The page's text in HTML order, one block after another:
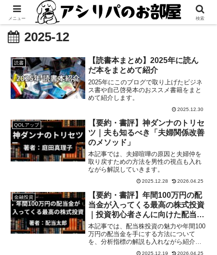
2025-12
読書
【読書本まとめ】2025年に読ん
だ本をまとめて紹介
2025年にこのブログで取り上げたビジネ
ス書や自己啓発本のおススメ書籍をまと
めて紹介します。
2025.12.30
QOLアップ
【要約・書評】神ダンナのトリセ
ツ｜夫も知るべき「夫婦関係改善
のメソッド」
本記事では、夫婦喧嘩の原因と夫婦仲を
取り戻すための方法を男性の視点も入れ
ながら解説していきます。
2025.12.28 2026.04.25
金融投資
【要約・書評】年間100万円の配
当金が入ってくる最高の株式投資
｜投資初心者さんに向けた配当株
投資の入門書
本記事では、配当株投資の魅力や年間100
万円の配当金を手にする方法について
を、分析指標の解説も入れながら紹介し
2025.12.19 2026.04.25
メニュー 検索